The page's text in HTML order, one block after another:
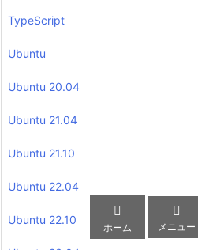
TypeScript
Ubuntu
Ubuntu 20.04
Ubuntu 21.04
Ubuntu 21.10
Ubuntu 22.04
Ubuntu 22.10

ホーム

メニュー